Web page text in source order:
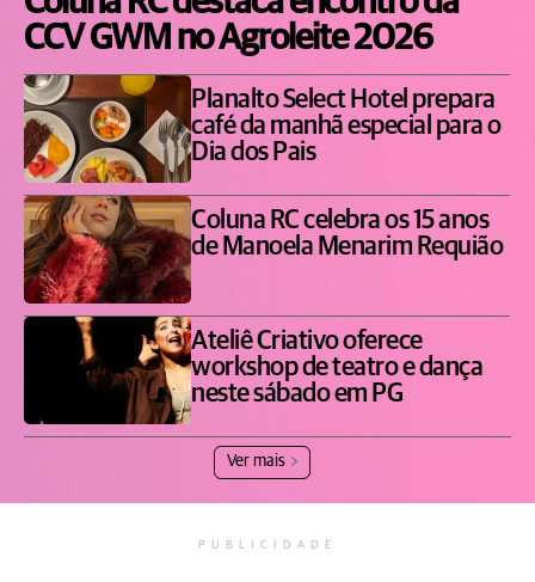
CCV GWM no Agroleite 2026
Planalto Select Hotel prepara
café da manhã especial para o
Dia dos Pais
Coluna RC celebra os 15 anos
de Manoela Menarim Requião
Ateliê Criativo oferece
workshop de teatro e dança
neste sábado em PG
Ver mais
PUBLICIDADE